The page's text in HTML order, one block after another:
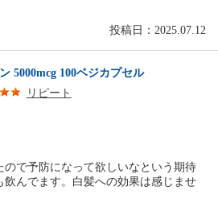
投稿日：2025.07.12
5000mcg 100ベジカプセル
リピート
ので予防になって欲しいなという期待
飲んでます。白髪への効果は感じませ